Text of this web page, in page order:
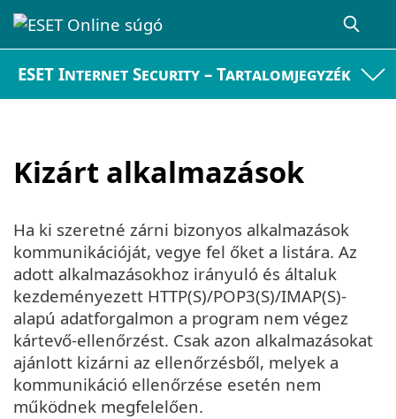
ESET Internet Security – Tartalomjegyzék
Kizárt alkalmazások
Ha ki szeretné zárni bizonyos alkalmazások
kommunikációját, vegye fel őket a listára. Az
adott alkalmazásokhoz irányuló és általuk
kezdeményezett HTTP(S)/POP3(S)/IMAP(S)-
alapú adatforgalmon a program nem végez
kártevő-ellenőrzést. Csak azon alkalmazásokat
ajánlott kizárni az ellenőrzésből, melyek a
kommunikáció ellenőrzése esetén nem
működnek megfelelően.